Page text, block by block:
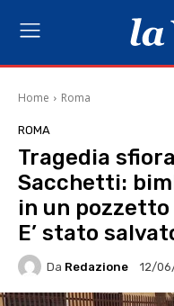
Home Roma
ROMA
Tragedia
Sacchetti:
in un
E’ stato
Da Redazione 12/